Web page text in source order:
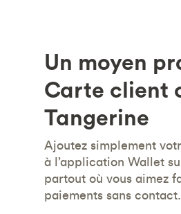
Un moyen
Carte client
Tangerine
Ajoutez simplement
à l’application Wallet
partout où vous aimez
paiements sans contact.